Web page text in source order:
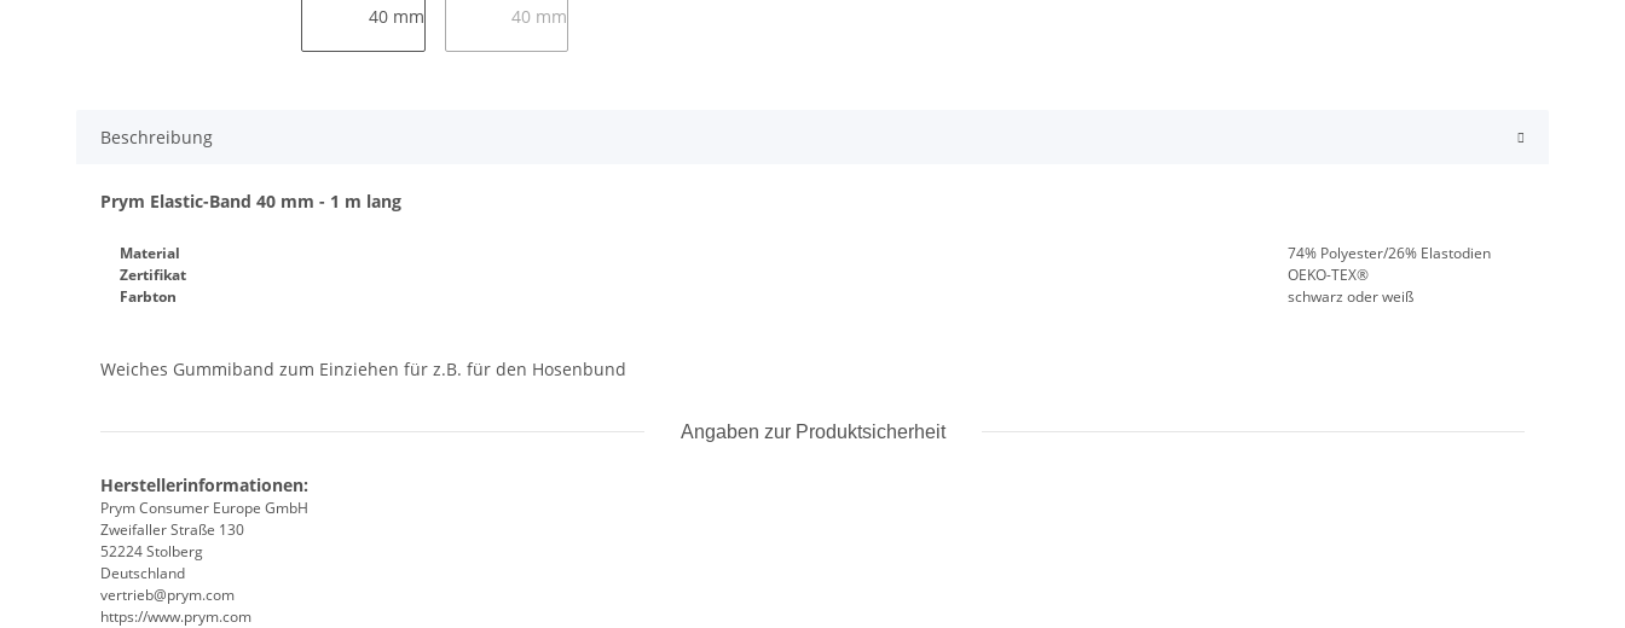
Beschreibung
Prym Elastic-Band 40 mm - 1 m lang
Material
74% Polyester/26% Elastodien
Zertifikat
OEKO-TEX®
Farbton
schwarz oder weiß
Weiches Gummiband zum Einziehen für z.B. für den Hosenbund
Angaben zur Produktsicherheit
Herstellerinformationen:
Prym Consumer Europe GmbH
Zweifaller Straße 130
52224 Stolberg
Deutschland
vertrieb@prym.com
https://www.prym.com